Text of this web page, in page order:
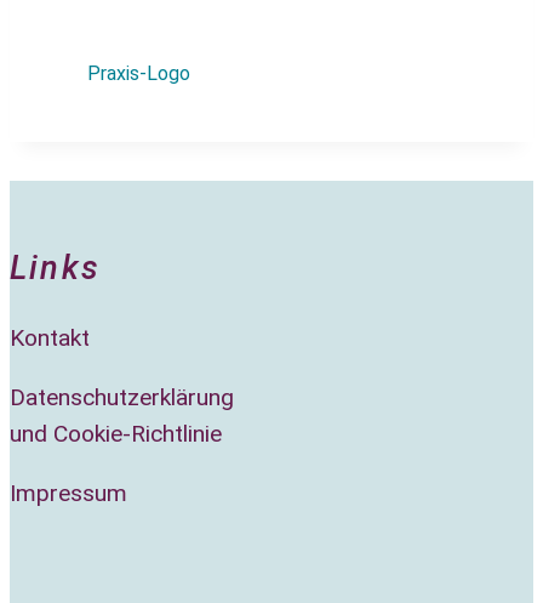
Pra­xis-Logo
Links
Kon­takt
Daten­schutz­er­klä­rung
und Coo­kie-Richt­li­nie
Impres­sum